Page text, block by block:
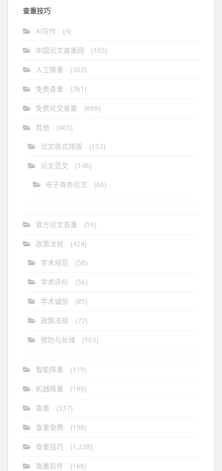
查重技巧
AI写作 (4)
中国论文查重网 (105)
人工降重 (363)
免费查重 (761)
免费论文查重 (699)
其他
(405)
论文格式排版
(153)
论文范文
(146)
电子商务论文
(60)
官方论文查重 (59)
政策法规
(424)
学术规范
(58)
学术评价 (56)
学术诚信 (85)
政策法规 (72)
预防与处理 (103)
智能降重 (119)
机器降重 (199)
查重 (337)
查重免费 (198)
查重技巧 (1,238)
查重软件 (168)